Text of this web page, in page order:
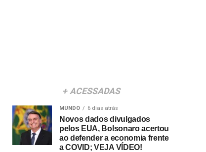
+ ACESSADAS
MUNDO 6 dias atrás
Novos dados divulgados
pelos EUA, Bolsonaro acertou
ao defender a economia frente
a COVID; VEJA VÍDEO!